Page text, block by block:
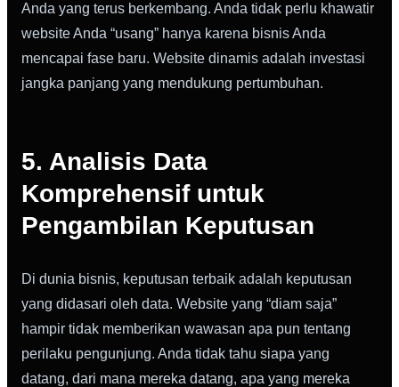
Anda yang terus berkembang. Anda tidak perlu khawatir
website Anda “usang” hanya karena bisnis Anda
mencapai fase baru. Website dinamis adalah investasi
jangka panjang yang mendukung pertumbuhan.
5. Analisis Data
Komprehensif untuk
Pengambilan Keputusan
Di dunia bisnis, keputusan terbaik adalah keputusan
yang didasari oleh data. Website yang “diam saja”
hampir tidak memberikan wawasan apa pun tentang
perilaku pengunjung. Anda tidak tahu siapa yang
datang, dari mana mereka datang, apa yang mereka